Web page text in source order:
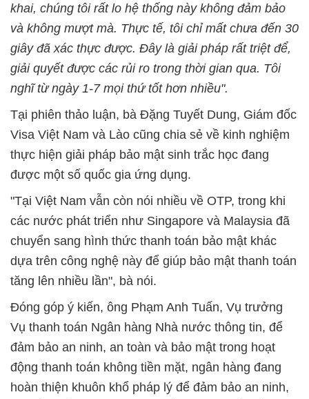
khai, chúng tôi rất lo hệ thống này không đảm bảo
và không mượt mà. Thực tế, tôi chỉ mất chưa đến 30
giây đã xác thực được. Đây là giải pháp rất triệt để,
giải quyết được các rủi ro trong thời gian qua. Tôi
nghĩ từ ngày 1-7 mọi thứ tốt hơn nhiều".
Tại phiên thảo luận, bà Đặng Tuyết Dung, Giám đốc
Visa Việt Nam và Lào cũng chia sẻ về kinh nghiệm
thực hiện giải pháp bảo mật sinh trắc học đang
được một số quốc gia ứng dụng.
"Tại Việt Nam vẫn còn nói nhiều về OTP, trong khi
các nước phát triển như Singapore và Malaysia đã
chuyển sang hình thức thanh toán bảo mật khác
dựa trên công nghệ này để giúp bảo mật thanh toán
tăng lên nhiều lần", bà nói.
Đóng góp ý kiến, ông Phạm Anh Tuấn, Vụ trưởng
Vụ thanh toán Ngân hàng Nhà nước thông tin, để
đảm bảo an ninh, an toàn và bảo mật trong hoạt
động thanh toán không tiền mặt, ngân hàng đang
hoàn thiện khuôn khổ pháp lý để đảm bảo an ninh,